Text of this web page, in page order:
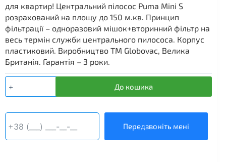
для квартир! Центральний пілосос Puma Mini S
розрахований на площу до 150 м.кв. Принцип
фільтрації – одноразовий мішок+вторинний фільтр на
весь термін служби центрального пилососа. Корпус
пластиковий. Виробництво ТМ Globovac, Велика
Британія. Гарантія – 3 роки.
пілосос
Puma
Mini
До кошика
Передзвоніть мені